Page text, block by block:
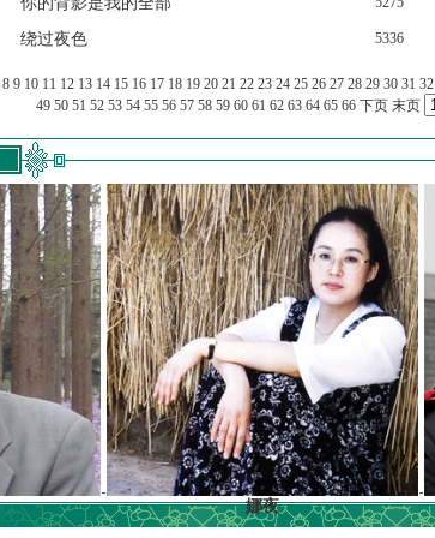
绕过夜色 5336
8 9 10 11 12 13 14 15 16 17 18 19 20 21 22 23 24 25 26 27 28 29 30 31 32
49 50 51 52 53 54 55 56 57 58 59 60 61 62 63 64 65 66 下页 末页
娜夜